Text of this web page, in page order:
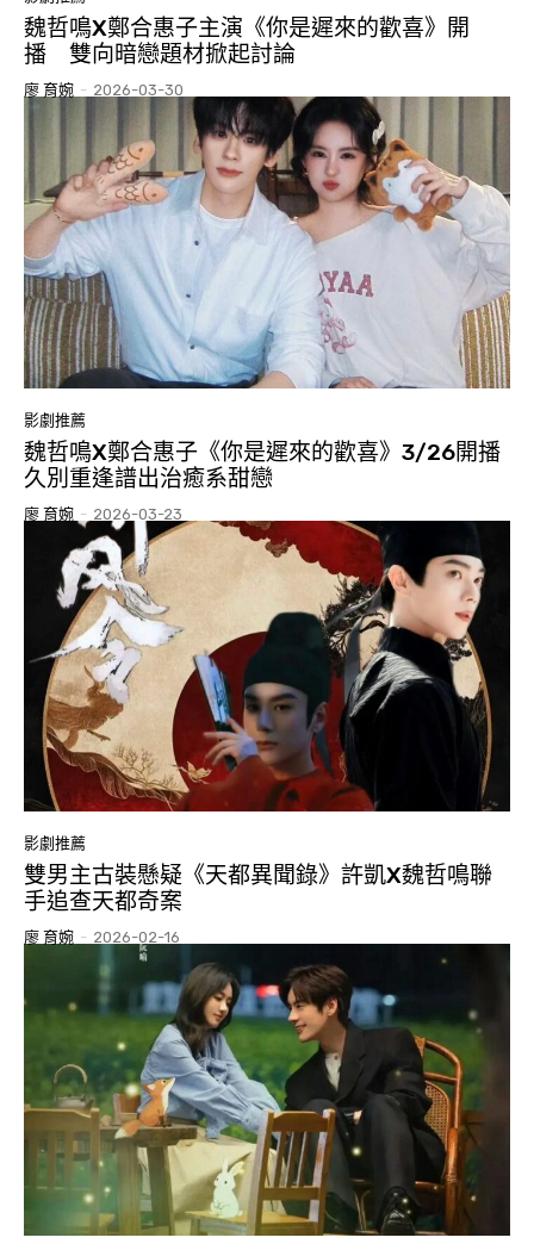
魏哲鳴X鄭合惠子主演《你是遲來的歡喜》開
播 雙向暗戀題材掀起討論
廖 育婉 - 2026-03-30
影劇推薦
魏哲鳴X鄭合惠子《你是遲來的歡喜》3/26開播
久別重逢譜出治癒系甜戀
廖 育婉 - 2026-03-23
影劇推薦
雙男主古裝懸疑《天都異聞錄》許凱X魏哲鳴聯
手追查天都奇案
廖 育婉 - 2026-02-16